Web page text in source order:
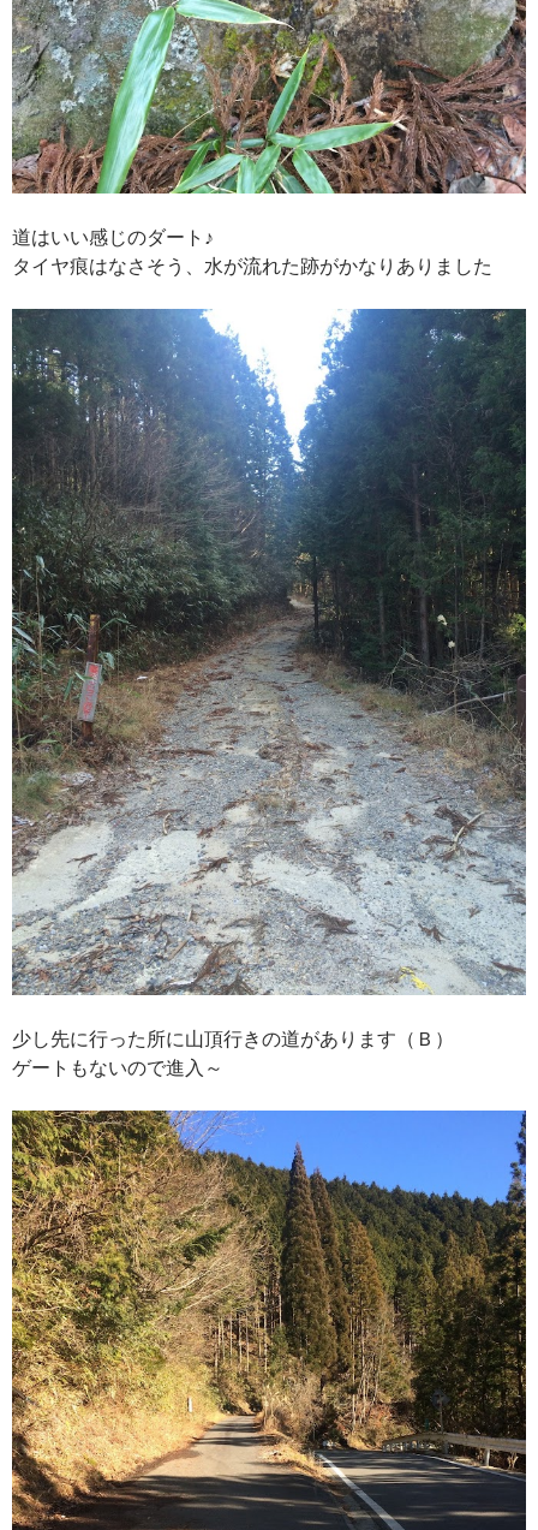
道はいい感じのダート♪
タイヤ痕はなさそう、水が流れた跡がかなりありました
少し先に行った所に山頂行きの道があります（Ｂ）
ゲートもないので進入～